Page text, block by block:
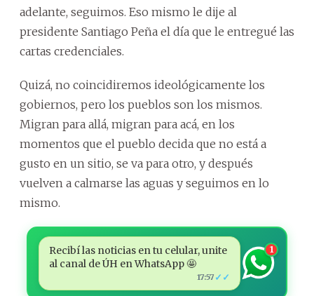
adelante, seguimos. Eso mismo le dije al
presidente Santiago Peña el día que le entregué las
cartas credenciales.
Quizá, no coincidiremos ideológicamente los
gobiernos, pero los pueblos son los mismos.
Migran para allá, migran para acá, en los
momentos que el pueblo decida que no está a
gusto en un sitio, se va para otro, y después
vuelven a calmarse las aguas y seguimos en lo
mismo.
Recibí las noticias en tu celular, unite
al canal de ÚH en WhatsApp 🤩
17:57 ✓✓
1